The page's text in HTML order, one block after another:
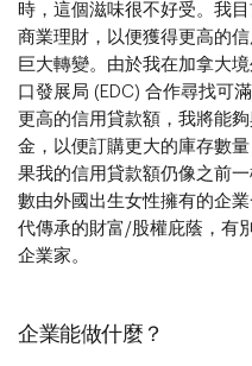
時，這個滋味很不好受。我
商業理財，以便獲得更高的
巨大轉變。由於我在加拿大
口發展局 (EDC) 合作尋找可
更高的信用貸款額，我將能
金，以便訂購更大的庫存數
果我的信用貸款額仍像之前
數由外國出生女性擁有的企
代傳承的財富/股權庇蔭，有
企業家。
企業能做什麼？